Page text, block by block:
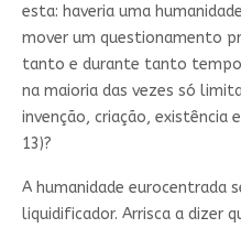
esta: haveria uma
mover um questionamento
tanto e durante tanto tempo
na maioria das vezes só
invenção, criação, existência
13)?
A humanidade eurocentrada
liquidificador. Arrisca a dizer